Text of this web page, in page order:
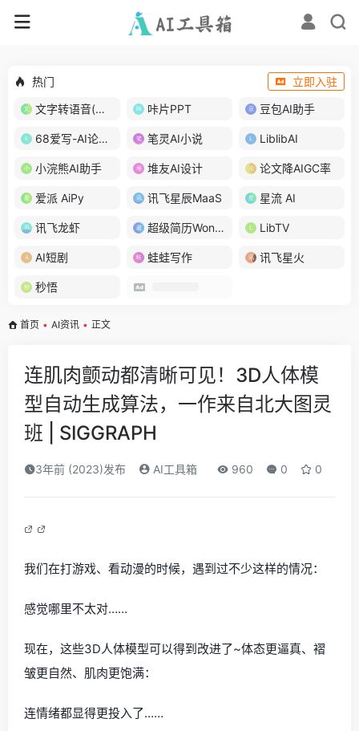
热门
立即入驻
文字转语音(琅琅配音)
咔片PPT 豆包AI助手
68爱写-AI论文写作 笔灵AI小说 LiblibAI
小浣熊AI助手 堆友AI设计 论文降AIGC率
爱派 AiPy 讯飞星辰MaaS 星流 AI
讯飞龙虾 超级简历WonderCV LibTV
AI短剧 蛙蛙写作 讯飞星火
秒悟
首页 • AI资讯 • 正文
连肌肉颤动都清晰可见！3D人体模
型自动生成算法，一作来自北大图灵
班 | SIGGRAPH
3年前 (2023)发布 AI工具箱 960 0 0
我们在打游戏、看动漫的时候，遇到过不少这样的情况：
感觉哪里不太对……
现在，这些3D人体模型可以得到改进了~体态更逼真、褶
皱更自然、肌肉更饱满：
连情绪都显得更投入了……